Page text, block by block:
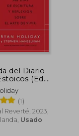
5%
dcto.
del Diario
(Ed.
*
(1)
Reverté, 2023,
Usado